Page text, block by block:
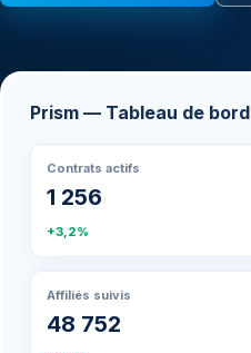
Prism — Tableau de bord
Contrats actifs
1 256
+3,2%
Affiliés suivis
48 752